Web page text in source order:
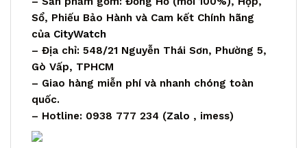
Sổ, Phiếu Bảo Hành và Cam kết Chính hãng
của CityWatch
– Địa chỉ: 548/21 Nguyễn Thái Sơn, Phường 5,
Gò Vấp, TPHCM
– Giao hàng miễn phí và nhanh chóng toàn
quốc.
– Hotline: 0938 777 234 (Zalo , imess)